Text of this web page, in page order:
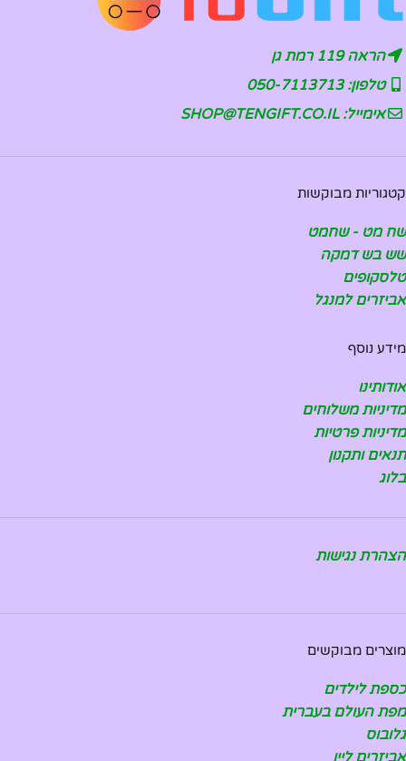
הראה 119 רמת גן
טלפון: 050-7113713
אימייל: SHOP@TENGIFT.CO.IL
קטגוריות מבוקשות
שח מט - שחמט
שש בש דמקה
טלסקופים
אביזרים למנגל
מידע נוסף
אודותינו
מדיניות משלוחים
מדיניות פרטיות
תנאים ותקנון
בלוג
הצהרת נגישות
מוצרים מבוקשים
כספת לילדים
מפת העולם בעברית
גלובוס
אביזרים ליין